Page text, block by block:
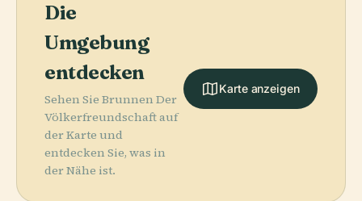
Die
Umgebung
entdecken
Sehen Sie Brunnen Der
Völkerfreundschaft auf
der Karte und
entdecken Sie, was in
der Nähe ist.
Karte anzeigen